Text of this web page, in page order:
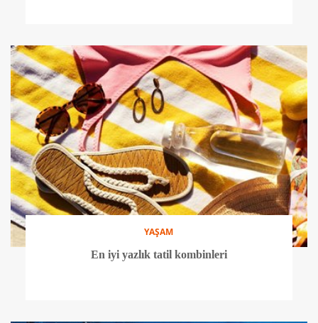
YAŞAM
En iyi yazlık tatil kombinleri